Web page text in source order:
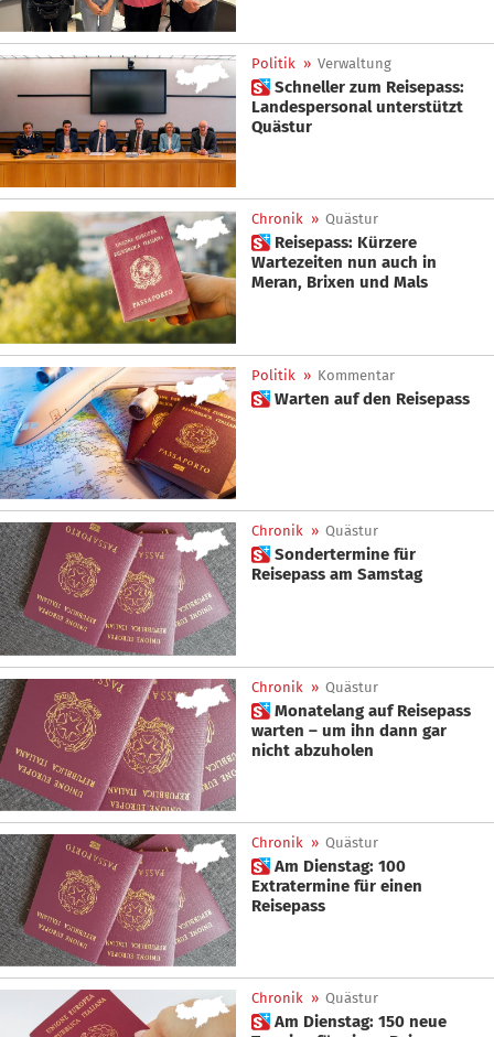
Politik » Verwaltung
 Schneller zum Reisepass:
Landespersonal unterstützt
Quästur
Chronik » Quästur
 Reisepass: Kürzere
Wartezeiten nun auch in
Meran, Brixen und Mals
Politik » Kommentar
 Warten auf den Reisepass
Chronik » Quästur
 Sondertermine für
Reisepass am Samstag
Chronik » Quästur
 Monatelang auf Reisepass
warten – um ihn dann gar
nicht abzuholen
Chronik » Quästur
 Am Dienstag: 100
Extratermine für einen
Reisepass
Chronik » Quästur
 Am Dienstag: 150 neue